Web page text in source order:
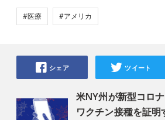
#医療 #アメリカ
米NY州が新型コロ
ワクチン接種を証
シェア ツイート